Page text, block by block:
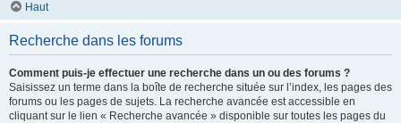
Haut
Recherche dans les forums
Comment puis-je effectuer une recherche dans un ou des forums ?
Saisissez un terme dans la boîte de recherche située sur l’index, les pages des
forums ou les pages de sujets. La recherche avancée est accessible en
cliquant sur le lien « Recherche avancée » disponible sur toutes les pages du